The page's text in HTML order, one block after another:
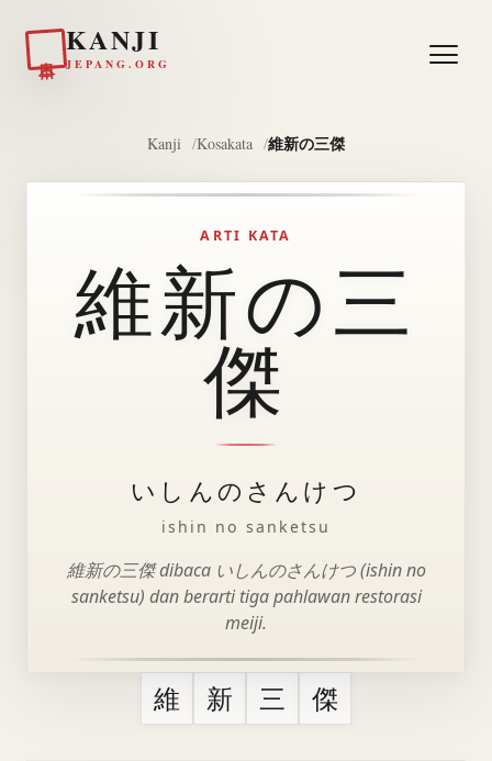
KANJI
JEPANG.ORG
Kanji Kosakata 維新の三傑
ARTI KATA
維新の三
傑
いしんのさんけつ
ishin no sanketsu
維新の三傑 dibaca いしんのさんけつ (ishin no
sanketsu) dan berarti tiga pahlawan restorasi
meiji.
維 新 三 傑